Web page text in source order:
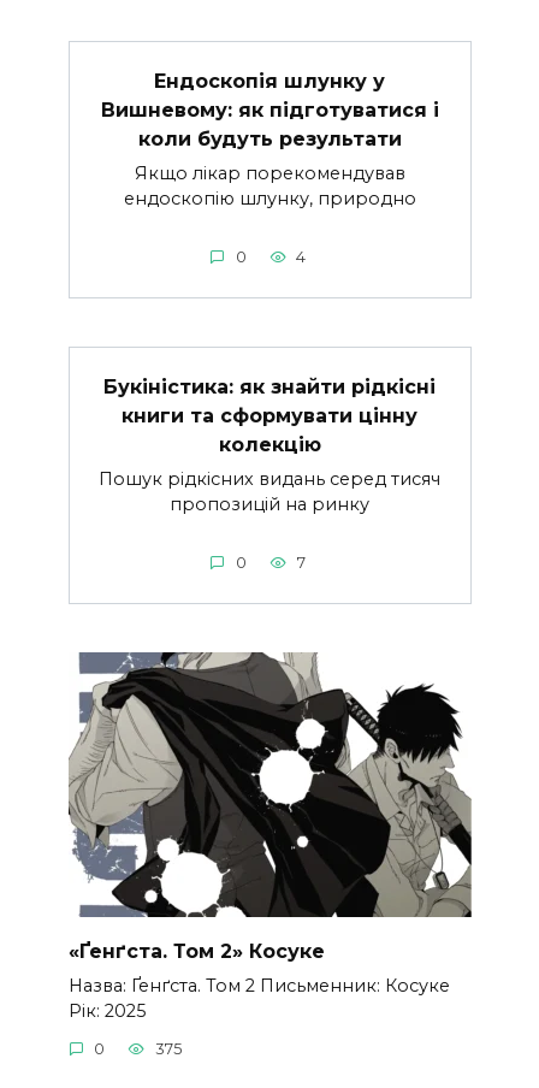
Ендоскопія шлунку у
Вишневому: як підготуватися і
коли будуть результати
Якщо лікар порекомендував
ендоскопію шлунку, природно
0 4
Букіністика: як знайти рідкісні
книги та сформувати цінну
колекцію
Пошук рідкісних видань серед тисяч
пропозицій на ринку
0 7
«Ґенґста. Том 2» Косуке
Назва: Ґенґста. Том 2 Письменник: Косуке
Рік: 2025
0 375